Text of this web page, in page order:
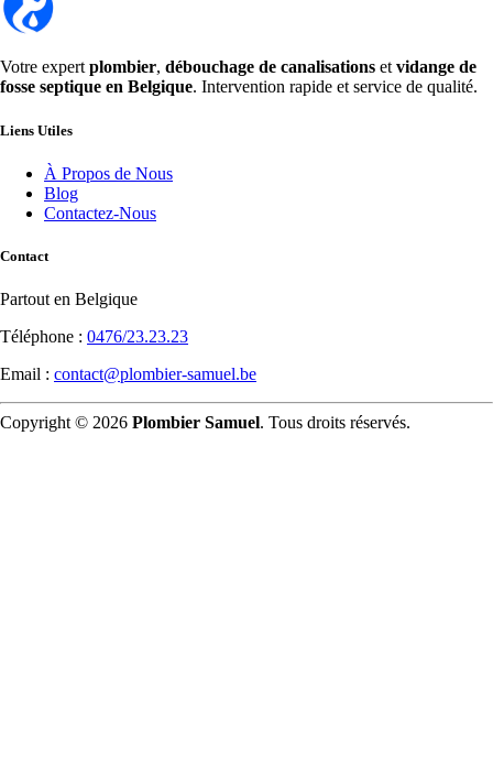
Votre expert plombier, débouchage de canalisations et vidange de
fosse septique en Belgique. Intervention rapide et service de qualité.
Liens Utiles
À Propos de Nous
Blog
Contactez-Nous
Contact
Partout en Belgique
Téléphone : 0476/23.23.23
Email : contact@plombier-samuel.be
Copyright © 2026 Plombier Samuel. Tous droits réservés.